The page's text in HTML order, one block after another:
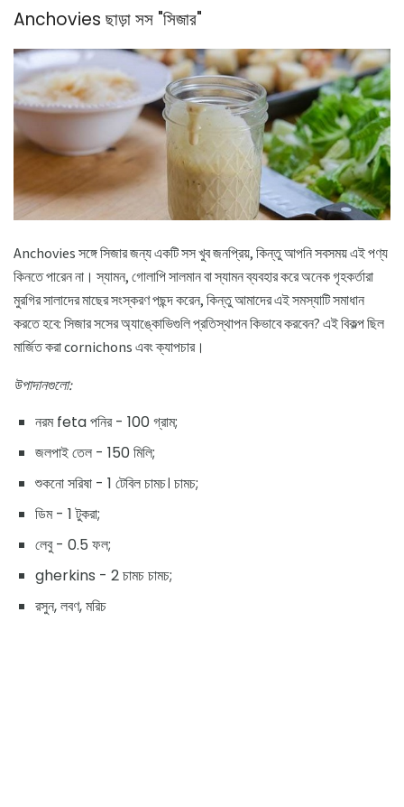
Anchovies ছাড়া সস "সিজার"
Anchovies সঙ্গে সিজার জন্য একটি সস খুব জনপ্রিয়, কিন্তু আপনি সবসময় এই পণ্য
কিনতে পারেন না। স্যামন, গোলাপি সালমান বা স্যামন ব্যবহার করে অনেক গৃহকর্তারা
মুরগির সালাদের মাছের সংস্করণ পছন্দ করেন, কিন্তু আমাদের এই সমস্যাটি সমাধান
করতে হবে: সিজার সসের অ্যাঙ্কোভিগুলি প্রতিস্থাপন কিভাবে করবেন? এই বিকল্প ছিল
মার্জিত করা cornichons এবং ক্যাপচার।
উপাদানগুলো:
নরম feta পনির - 100 গ্রাম;
জলপাই তেল - 150 মিলি;
শুকনো সরিষা - 1 টেবিল চামচ। চামচ;
ডিম - 1 টুকরা;
লেবু - 0.5 ফল;
gherkins - 2 চামচ চামচ;
রসুন, লবণ, মরিচ